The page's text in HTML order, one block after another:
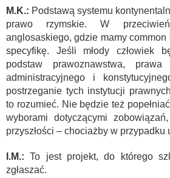
M.K.: Podstawą systemu
prawo rzymskie. W
anglosaskiego, gdzie mamy common
specyfikę. Jeśli młody człowiek
podstaw prawoznawstwa, prawa
administracyjnego i
postrzeganie tych instytucji
to rozumieć. Nie będzie też
wyborami dotyczącymi
przyszłości – chociażby w przypadku
I.M.: To jest projekt, do którego
zgłaszać.